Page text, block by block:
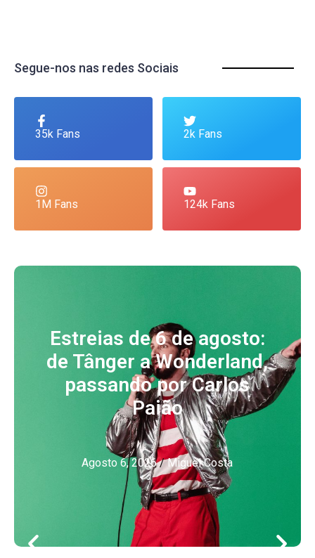
Segue-nos nas redes Sociais
35k Fans 2k Fans
1M Fans 124k Fans
Estreias de 6 de agosto:
de Tânger a Wonderland,
passando por Carlos
Paião
Agosto 6, 2026 / Miguel Costa